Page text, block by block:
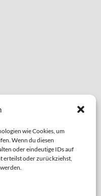
wie Cookies, um
Wenn du diesen
oder eindeutige IDs auf
erteilst oder zurückziehst,